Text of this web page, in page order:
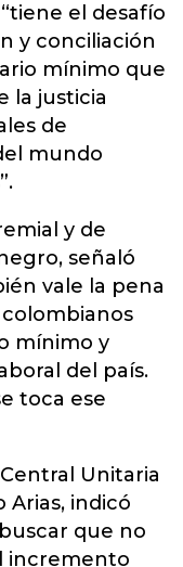
el desafío
y conciliación
mínimo que
la justicia
de
mundo
y de
señaló
vale la pena
mínimo y
del país.
toca ese
Unitaria
Arias, indicó
que no
incremento